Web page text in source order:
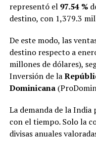
representó el 97.54 %
destino, con 1,379.3
De este modo, las
destino respecto a
millones de dólares),
Inversión de la
Dominicana
La demanda de la
con el tiempo. Solo la
divisas anuales